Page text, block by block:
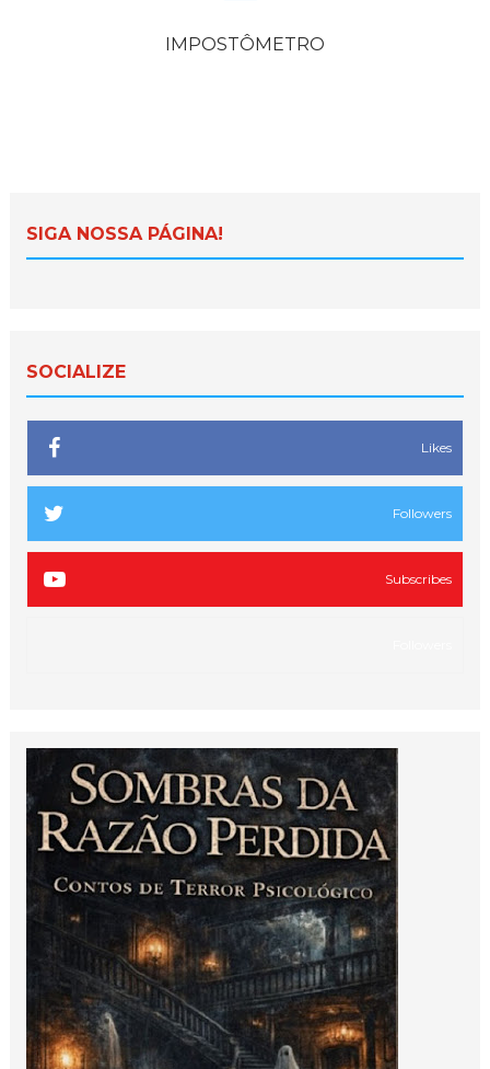
IMPOSTÔMETRO
SIGA NOSSA PÁGINA!
SOCIALIZE
Likes
Followers
Subscribes